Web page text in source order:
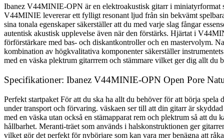
Ibanez V44MINIE-OPN är en elektroakustisk gitarr i miniatyrformat
V44MINIE levererar ett fylligt resonant ljud från sin bekvämt
sina tonala egenskaper säkerställer att du med varje slag fångar
autentisk akustisk upplevelse även när den förstärks. Hjärtat i
förförstärkare med bas- och diskantkontroller och en mastervolym.
kombination av högkvalitativa komponenter säkerställer
med en väska plektrum gitarrrem och stämmare vilket ger dig allt du
Specifikationer: Ibanez V44MINIE-OPN Open Pore
Perfekt startpaket För att du ska ha allt du behöver för att börja
under transport och förvaring. väskaen ser till att din gitarr är
med en väska utan också en stämapparat rem och plektrum så att
hållbarhet. Meranti-träet som används i halskonstruktionen ger
vilket gör det perfekt för nybörjare som kan vara mer benägna att